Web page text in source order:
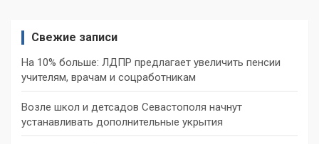
Свежие записи
На 10% больше: ЛДПР предлагает увеличить пенсии
учителям, врачам и соцработникам
Возле школ и детсадов Севастополя начнут
устанавливать дополнительные укрытия